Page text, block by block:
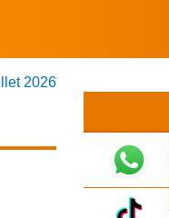
2026